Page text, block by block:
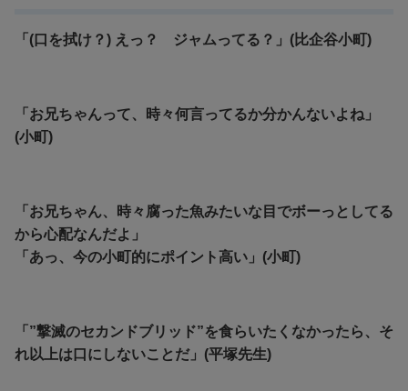
「(口を拭け？) えっ？ ジャムってる？」(比企谷小町)
「お兄ちゃんって、時々何言ってるか分かんないよね」
(小町)
「お兄ちゃん、時々腐った魚みたいな目でボーっとしてる
から心配なんだよ」
「あっ、今の小町的にポイント高い」(小町)
「”撃滅のセカンドブリッド”を食らいたくなかったら、そ
れ以上は口にしないことだ」(平塚先生)